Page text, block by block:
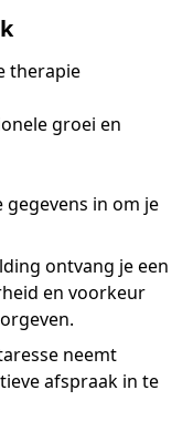
therapie
groei en
gegevens in om je
ontvang je een
en voorkeur
neemt
afspraak in te